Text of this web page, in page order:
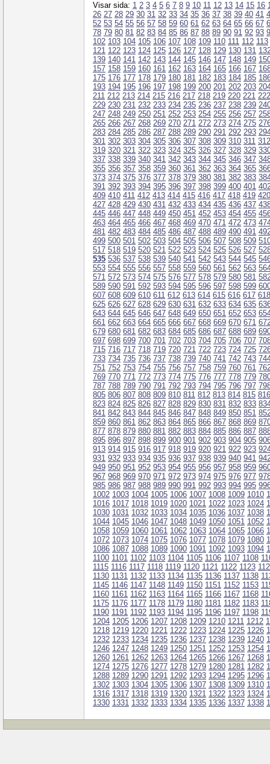
Visar sida: 1 2 3 4 5 6 7 8 9 10 11 12 13 14 15 16
26 27 28 29 30 31 32 33 34 35 36 37 38 39 40 41
52 53 54 55 56 57 58 59 60 61 62 63 64 65 66 67
78 79 80 81 82 83 84 85 86 87 88 89 90 91 92 93
102 103 104 105 106 107 108 109 110 111 112 113
121 122 123 124 125 126 127 128 129 130 131
139 140 141 142 143 144 145 146 147 148 149
157 158 159 160 161 162 163 164 165 166 167
175 176 177 178 179 180 181 182 183 184 185
193 194 195 196 197 198 199 200 201 202 203
211 212 213 214 215 216 217 218 219 220 221 222
229 230 231 232 233 234 235 236 237 238 239
247 248 249 250 251 252 253 254 255 256 257
265 266 267 268 269 270 271 272 273 274 275
283 284 285 286 287 288 289 290 291 292 293
301 302 303 304 305 306 307 308 309 310 311 312
319 320 321 322 323 324 325 326 327 328 329
337 338 339 340 341 342 343 344 345 346 347
355 356 357 358 359 360 361 362 363 364 365
373 374 375 376 377 378 379 380 381 382 383
391 392 393 394 395 396 397 398 399 400 401
409 410 411 412 413 414 415 416 417 418 419 420
427 428 429 430 431 432 433 434 435 436 437
445 446 447 448 449 450 451 452 453 454 455
463 464 465 466 467 468 469 470 471 472 473
481 482 483 484 485 486 487 488 489 490 491
499 500 501 502 503 504 505 506 507 508 509
517 518 519 520 521 522 523 524 525 526 527
535 536 537 538 539 540 541 542 543 544 545
553 554 555 556 557 558 559 560 561 562 563
571 572 573 574 575 576 577 578 579 580 581
589 590 591 592 593 594 595 596 597 598 599
607 608 609 610 611 612 613 614 615 616 617 618
625 626 627 628 629 630 631 632 633 634 635
643 644 645 646 647 648 649 650 651 652 653
661 662 663 664 665 666 667 668 669 670 671
679 680 681 682 683 684 685 686 687 688 689
697 698 699 700 701 702 703 704 705 706 707
715 716 717 718 719 720 721 722 723 724 725
733 734 735 736 737 738 739 740 741 742 743
751 752 753 754 755 756 757 758 759 760 761
769 770 771 772 773 774 775 776 777 778 779
787 788 789 790 791 792 793 794 795 796 797
805 806 807 808 809 810 811 812 813 814 815 816
823 824 825 826 827 828 829 830 831 832 833
841 842 843 844 845 846 847 848 849 850 851
859 860 861 862 863 864 865 866 867 868 869
877 878 879 880 881 882 883 884 885 886 887
895 896 897 898 899 900 901 902 903 904 905
913 914 915 916 917 918 919 920 921 922 923
931 932 933 934 935 936 937 938 939 940 941
949 950 951 952 953 954 955 956 957 958 959
967 968 969 970 971 972 973 974 975 976 977
985 986 987 988 989 990 991 992 993 994 995
1002 1003 1004 1005 1006 1007 1008 1009 1010
1016 1017 1018 1019 1020 1021 1022 1023 1024
1030 1031 1032 1033 1034 1035 1036 1037 1038
1044 1045 1046 1047 1048 1049 1050 1051 1052
1058 1059 1060 1061 1062 1063 1064 1065 1066
1072 1073 1074 1075 1076 1077 1078 1079 1080
1086 1087 1088 1089 1090 1091 1092 1093 1094
1100 1101 1102 1103 1104 1105 1106 1107 1108
1115 1116 1117 1118 1119 1120 1121 1122 1123
1130 1131 1132 1133 1134 1135 1136 1137 1138
1145 1146 1147 1148 1149 1150 1151 1152 1153
1160 1161 1162 1163 1164 1165 1166 1167 1168
1175 1176 1177 1178 1179 1180 1181 1182 1183
1190 1191 1192 1193 1194 1195 1196 1197 1198
1204 1205 1206 1207 1208 1209 1210 1211 1212
1218 1219 1220 1221 1222 1223 1224 1225 1226
1232 1233 1234 1235 1236 1237 1238 1239 1240
1246 1247 1248 1249 1250 1251 1252 1253 1254
1260 1261 1262 1263 1264 1265 1266 1267 1268
1274 1275 1276 1277 1278 1279 1280 1281 1282
1288 1289 1290 1291 1292 1293 1294 1295 1296
1302 1303 1304 1305 1306 1307 1308 1309 1310
1316 1317 1318 1319 1320 1321 1322 1323 1324
1330 1331 1332 1333 1334 1335 1336 1337 1338